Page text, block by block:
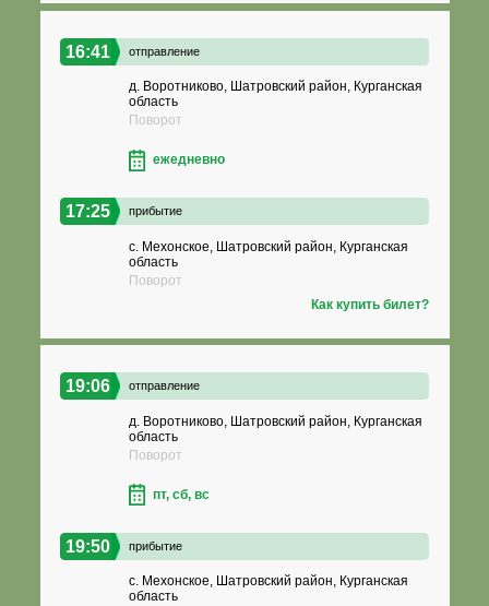
16:41 отправление
д. Воротниково, Шатровский район, Курганская
область
Поворот
ежедневно
17:25 прибытие
с. Мехонское, Шатровский район, Курганская
область
Поворот
Как купить билет?
19:06 отправление
д. Воротниково, Шатровский район, Курганская
область
Поворот
пт, сб, вс
19:50 прибытие
с. Мехонское, Шатровский район, Курганская
область